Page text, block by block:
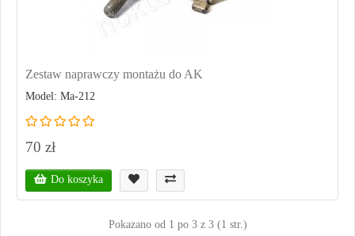
Zestaw naprawczy montażu do AK
Model: Ma-212
70 zł
Do koszyka
Pokazano od 1 po 3 z 3 (1 str.)